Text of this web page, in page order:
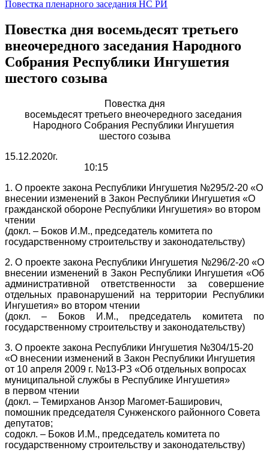
Повестка пленарного заседания НС РИ
Повестка дня восемьдесят третьего
внеочередного заседания Народного
Собрания Республики Ингушетия
шестого созыва
Повестка дня
восемьдесят третьего внеочередного заседания
Народного Собрания Республики Ингушетия
шестого созыва
15.12.2020г.
10:15
1. О проекте закона Республики Ингушетия №295/2-20 «О
внесении изменений в Закон Республики Ингушетия «О
гражданской обороне Республики Ингушетия» во втором
чтении
(докл. – Боков И.М., председатель комитета по
государственному строительству и законодательству)
2. О проекте закона Республики Ингушетия №296/2-20 «О
внесении изменений в Закон Республики Ингушетия «Об
административной ответственности за совершение
отдельных правонарушений на территории Республики
Ингушетия» во втором чтении
(докл. – Боков И.М., председатель комитета по
государственному строительству и законодательству)
3. О проекте закона Республики Ингушетия №304/15-20
«О внесении изменений в Закон Республики Ингушетия
от 10 апреля 2009 г. №13-РЗ «Об отдельных вопросах
муниципальной службы в Республике Ингушетия»
в первом чтении
(докл. – Темирханов Анзор Магомет-Баширович,
помошник председателя Сунженского районного Совета
депутатов;
содокл. – Боков И.М., председатель комитета по
государственному строительству и законодательству)